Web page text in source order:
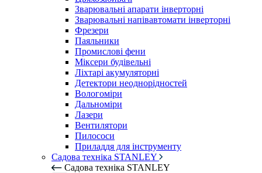
Зварювальні апарати інверторні
Зварювальні напівавтомати інверторні
Фрезери
Паяльники
Промислові фени
Міксери будівельні
Ліхтарі акумуляторні
Детектори неоднорідностей
Вологоміри
Дальноміри
Лазери
Вентилятори
Пилососи
Приладдя для інструменту
Садова техніка STANLEY
Садова техніка STANLEY